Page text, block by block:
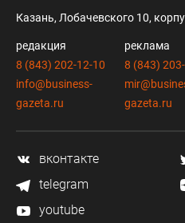
Казань, Лобачевского 10,
редакция
8 (843) 202-12-10
info@business-
gazeta.ru
реклама
8 (843)
gazeta.ru
вконтакте
telegram
youtube